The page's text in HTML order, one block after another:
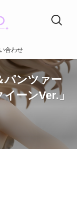
合わせ
パンツァー
ーンVer.」